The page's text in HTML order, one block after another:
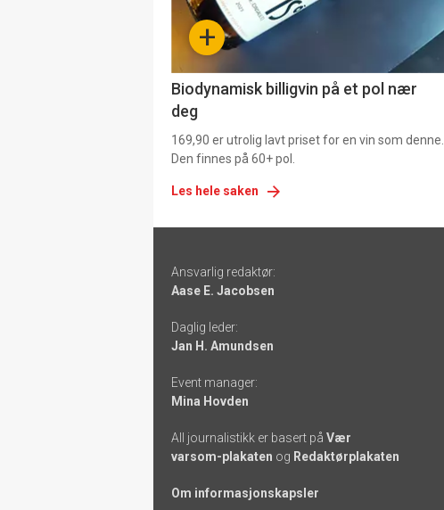
-
+
Biodynamisk billigvin på et pol nær
deg
169,90 er utrolig lavt priset for en vin som denne.
Den finnes på 60+ pol.
Les hele saken
-
links
Ansvarlig redaktør:
Aase E. Jacobsen
Daglig leder:
Jan H. Amundsen
Event manager:
Mina Hovden
All journalistikk er basert på Vær
varsom-plakaten og Redaktørplakaten
Om informasjonskapsler